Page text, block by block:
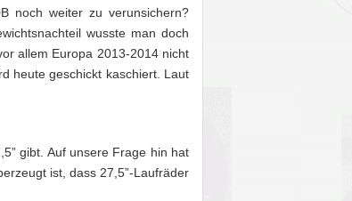
noch weiter zu verunsichern?
wusste man doch
allem Europa 2013-2014 nicht
heute geschickt kaschiert. Laut
gibt. Auf unsere Frage hin hat
ist, dass 27,5”-Laufräder